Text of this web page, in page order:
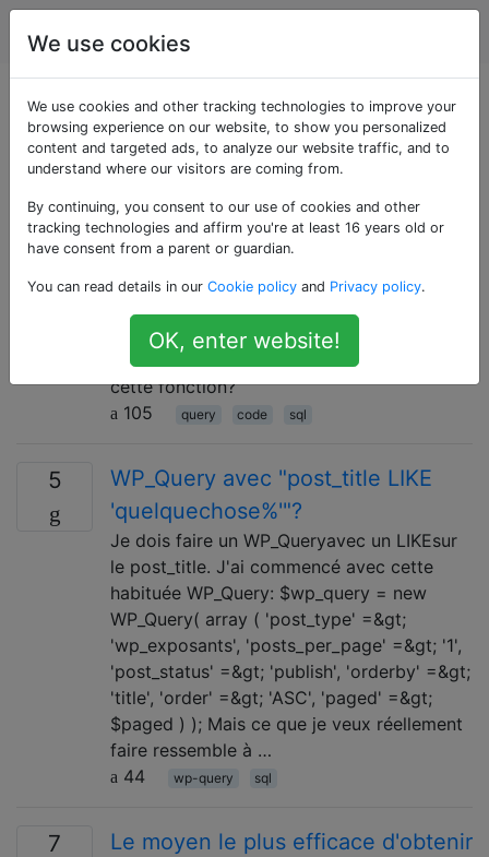
WordPress
Questions marquées
«sql»
4
Comment afficher une requête
SQL exécutée dans une requête?
Je suis tombé sur une fonction qui affichait
boucle par exemple, mais je ne m'en
souviens pas. Quelqu'un peut-il me dire
cette fonction?
105
query code sql
5
WP_Query avec "post_title LIKE
'quelquechose%'"?
Je dois faire un WP_Queryavec un LIKEsur
le post_title. J'ai commencé avec cette
habituée WP_Query: $wp_query = new
WP_Query( array ( 'post_type' =&gt;
'wp_exposants', 'posts_per_page' =&gt; '1',
'post_status' =&gt; 'publish', 'orderby' =&gt;
'title', 'order' =&gt; 'ASC', 'paged' =&gt;
$paged ) ); Mais ce que je veux réellement
faire ressemble à …
44
wp-query sql
7
Le moyen le plus efficace d'obtenir
We use cookies
We use cookies and other tracking technologies to improve your
browsing experience on our website, to show you personalized
content and targeted ads, to analyze our website traffic, and to
understand where our visitors are coming from.
By continuing, you consent to our use of cookies and other
tracking technologies and affirm you're at least 16 years old or
have consent from a parent or guardian.
You can read details in our Cookie policy and Privacy policy.
OK, enter website!